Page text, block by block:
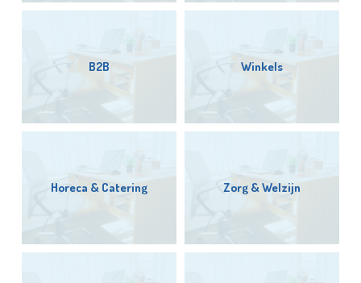
B2B Winkels
Horeca & Catering Zorg & Welzijn